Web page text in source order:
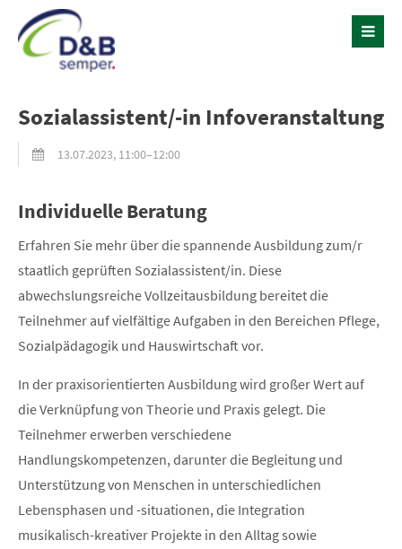
Sozialassistent/-in Infoveranstaltung
13.07.2023, 11:00–12:00
Individuelle Beratung
Erfahren Sie mehr über die spannende Ausbildung zum/r
staatlich geprüften Sozialassistent/in. Diese
abwechslungsreiche Vollzeitausbildung bereitet die
Teilnehmer auf vielfältige Aufgaben in den Bereichen Pflege,
Sozialpädagogik und Hauswirtschaft vor.
In der praxisorientierten Ausbildung wird großer Wert auf
die Verknüpfung von Theorie und Praxis gelegt. Die
Teilnehmer erwerben verschiedene
Handlungskompetenzen, darunter die Begleitung und
Unterstützung von Menschen in unterschiedlichen
Lebensphasen und -situationen, die Integration
musikalisch-kreativer Projekte in den Alltag sowie